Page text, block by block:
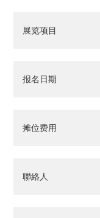
展览项目
报名日期
摊位费用
聯絡人